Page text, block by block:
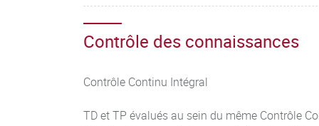
Contrôle des connaissances
Contrôle Continu Intégral
TD et TP évalués au sein du même Contrôle